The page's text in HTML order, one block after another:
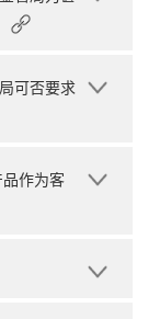
可否要求
作为客